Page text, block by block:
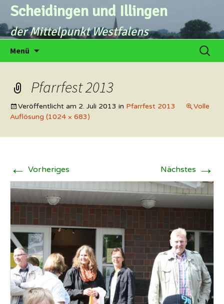
Zum
Inhalt
springen
Scheidingen und Illingen
der Mittelpunkt Westfalens
Menü
Suchen
nach:
Pfarrfest 2013
Veröffentlicht am 2. Juli 2013 in Pfarrfest 2013
Volle
Auflösung (1024 × 683)
← Vorheriges Nächstes →